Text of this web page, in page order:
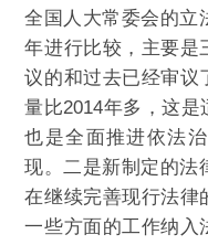
全国人大常委会的立
年进行比较，主要是
议的和过去已经审议
量比2014年多，这是
也是全面推进依法
现。二是新制定的法
在继续完善现行法律
一些方面的工作纳入